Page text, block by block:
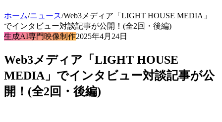
ホーム/ニュース/Web3メディア「LIGHT HOUSE MEDIA」
でインタビュー対談記事が公開！(全2回・後編)
生成AI専門映像制作2025年4月24日
Web3メディア「LIGHT HOUSE
MEDIA」でインタビュー対談記事が公
開！(全2回・後編)